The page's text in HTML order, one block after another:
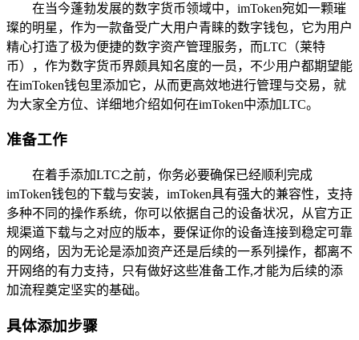
在当今蓬勃发展的数字货币领域中，imToken宛如一颗璀
璨的明星，作为一款备受广大用户青睐的数字钱包，它为用户
精心打造了极为便捷的数字资产管理服务，而LTC（莱特
币），作为数字货币界颇具知名度的一员，不少用户都期望能
在imToken钱包里添加它，从而更高效地进行管理与交易，就
为大家全方位、详细地介绍如何在imToken中添加LTC。
准备工作
在着手添加LTC之前，你务必要确保已经顺利完成
imToken钱包的下载与安装，imToken具有强大的兼容性，支持
多种不同的操作系统，你可以依据自己的设备状况，从官方正
规渠道下载与之对应的版本，要保证你的设备连接到稳定可靠
的网络，因为无论是添加资产还是后续的一系列操作，都离不
开网络的有力支持，只有做好这些准备工作,才能为后续的添
加流程奠定坚实的基础。
具体添加步骤